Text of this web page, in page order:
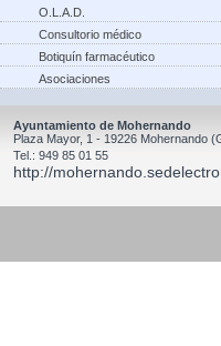
O.L.A.D.
Consultorio médico
Botiquín farmacéutico
Asociaciones
Ayuntamiento de Mohernando
Plaza Mayor, 1 - 19226 Mohernando
Tel.: 949 85 01 55
http://